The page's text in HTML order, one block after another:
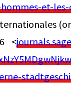
et-les-
<